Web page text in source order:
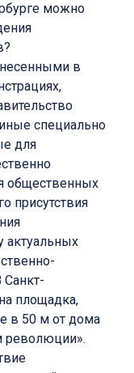
можно
в
специально
для
общественных
присутствия
актуальных
Санкт-
площадка,
в 50 м от дома
революции».